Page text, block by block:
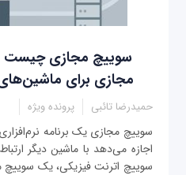
سوییچ مجازی چیست
مجازی برای
حمیدرضا تائبی پرونده ویژه
سوییچ مجازی یک برنامه
اجازه می‌دهد با ماشین دیگر
سوییچ اترنت فیزیکی، یک سوییچ